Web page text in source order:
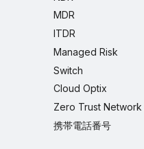
MDR
ITDR
Managed Risk
Switch
Cloud Optix
Zero Trust Network
携帯電話番号